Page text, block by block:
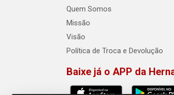
Quem Somos
Missão
Visão
Política de Troca e Devolução
Baixe já o APP da